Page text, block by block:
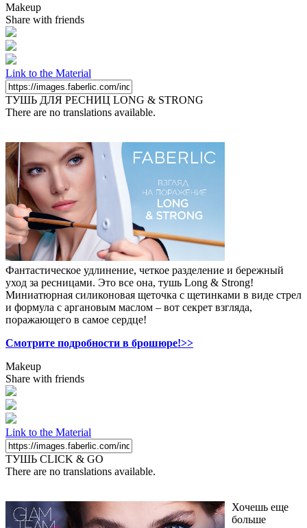
Makeup
Share with friends
Link to the Material
ТУШЬ ДЛЯ РЕСНИЦ LONG & STRONG
There are no translations available.
Фантастическое удлинение, четкое разделение и бережный
уход за ресницами. Это все она, тушь Long & Strong!
Миниатюрная силиконовая щеточка с щетинками в виде стрел
и формула с аргановым маслом – вот секрет взгляда,
поражающего в самое сердце!
Смотрите подробности в брошюре!>>
Makeup
Share with friends
Link to the Material
ТУШЬ CLICK & GO
There are no translations available.
Хочешь еще
больше